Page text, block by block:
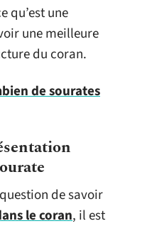
qu’est une
une meilleure
du coran.
de sourates
de savoir
le coran, il est